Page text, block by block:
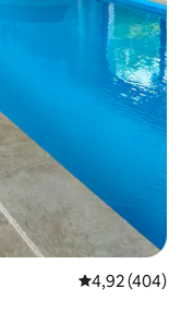
Évaluation
4,92 (404)